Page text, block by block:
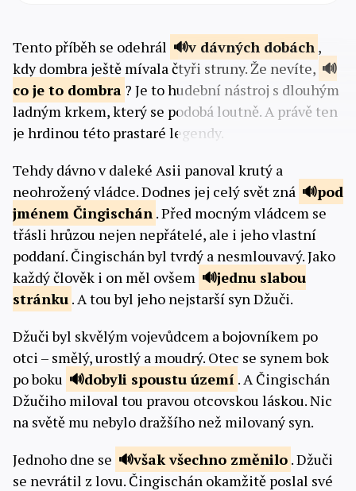
Tento příběh se odehrál v dávných dobách ,
kdy dombra ještě mívala čtyři struny. Že nevíte,
co je to dombra ? Je to hudební nástroj s dlouhým
ladným krkem, který se podobá loutně. A právě ten
je hrdinou této prastaré legendy.
Tehdy dávno v daleké Asii panoval krutý a
neohrožený vládce. Dodnes jej celý svět zná
pod
jménem Čingischán . Před mocným vládcem se
třásli hrůzou nejen nepřátelé, ale i jeho vlastní
poddaní. Čingischán byl tvrdý a nesmlouvavý. Jako
každý člověk i on měl ovšem
jednu slabou
stránku . A tou byl jeho nejstarší syn Džuči.
Džuči byl skvělým vojevůdcem a bojovníkem po
otci – smělý, urostlý a moudrý. Otec se synem bok
po boku
dobyli spoustu území . A Čingischán
Džučiho miloval tou pravou otcovskou láskou. Nic
na světě mu nebylo dražšího než milovaný syn.
Jednoho dne se
však všechno změnilo . Džuči
se nevrátil z lovu. Čingischán okamžitě poslal své